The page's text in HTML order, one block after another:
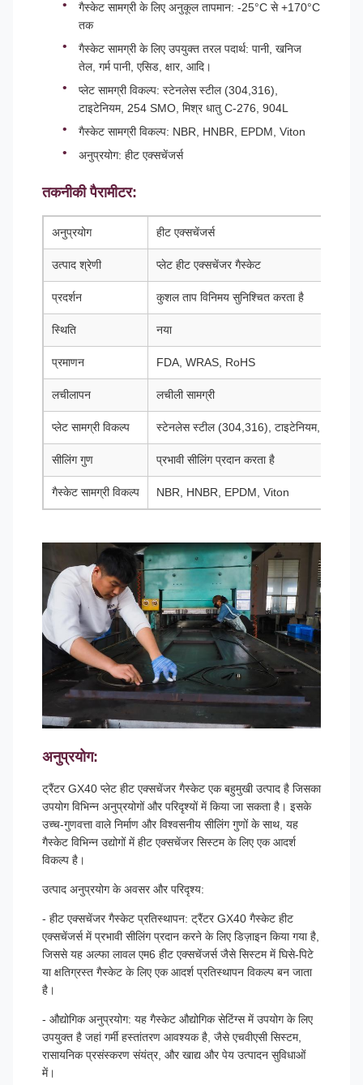
गैस्केट सामग्री के लिए अनुकूल तापमान: -25°C से +170°C
तक
गैस्केट सामग्री के लिए उपयुक्त तरल पदार्थ: पानी, खनिज
तेल, गर्म पानी, एसिड, क्षार, आदि।
प्लेट सामग्री विकल्प: स्टेनलेस स्टील (304,316),
टाइटेनियम, 254 SMO, मिश्र धातु C-276, 904L
गैस्केट सामग्री विकल्प: NBR, HNBR, EPDM, Viton
अनुप्रयोग: हीट एक्सचेंजर्स
तकनीकी पैरामीटर:
अनुप्रयोग हीट एक्सचेंजर्स
उत्पाद श्रेणी प्लेट हीट एक्सचेंजर गैस्केट
प्रदर्शन कुशल ताप विनिमय सुनिश्चित करता है
स्थिति नया
प्रमाणन FDA, WRAS, RoHS
लचीलापन लचीली सामग्री
प्लेट सामग्री विकल्प स्टेनलेस स्टील (304,316), टाइटेनियम, 254
सीलिंग गुण प्रभावी सीलिंग प्रदान करता है
गैस्केट सामग्री विकल्प NBR, HNBR, EPDM, Viton
अनुप्रयोग:
ट्रैंटर GX40 प्लेट हीट एक्सचेंजर गैस्केट एक बहुमुखी उत्पाद है जिसका
उपयोग विभिन्न अनुप्रयोगों और परिदृश्यों में किया जा सकता है। इसके
उच्च-गुणवत्ता वाले निर्माण और विश्वसनीय सीलिंग गुणों के साथ, यह
गैस्केट विभिन्न उद्योगों में हीट एक्सचेंजर सिस्टम के लिए एक आदर्श
विकल्प है।
उत्पाद अनुप्रयोग के अवसर और परिदृश्य:
- हीट एक्सचेंजर गैस्केट प्रतिस्थापन: ट्रैंटर GX40 गैस्केट हीट
एक्सचेंजर्स में प्रभावी सीलिंग प्रदान करने के लिए डिज़ाइन किया गया है,
जिससे यह अल्फा लावल एम6 हीट एक्सचेंजर्स जैसे सिस्टम में घिसे-पिटे
या क्षतिग्रस्त गैस्केट के लिए एक आदर्श प्रतिस्थापन विकल्प बन जाता
है।
- औद्योगिक अनुप्रयोग: यह गैस्केट औद्योगिक सेटिंग्स में उपयोग के लिए
उपयुक्त है जहां गर्मी हस्तांतरण आवश्यक है, जैसे एचवीएसी सिस्टम,
रासायनिक प्रसंस्करण संयंत्र, और खाद्य और पेय उत्पादन सुविधाओं
में।